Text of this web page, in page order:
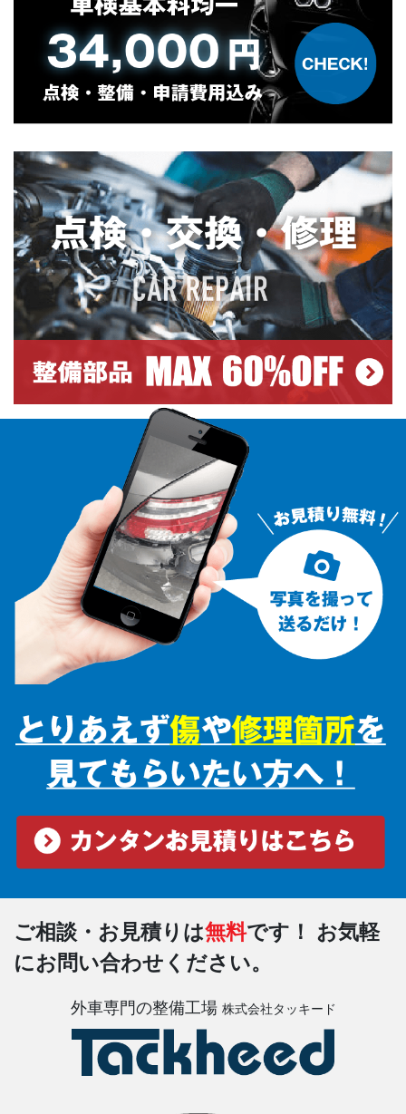
ご相談・お見積りは無料です！
お気軽
にお問い合わせください。
外車専門の整備工場 株式会社タッキード